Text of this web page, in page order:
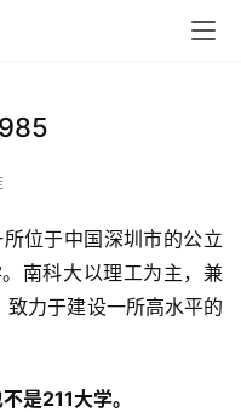
南科大以理工为主，兼
力于建设一所高水平的
是211大学。